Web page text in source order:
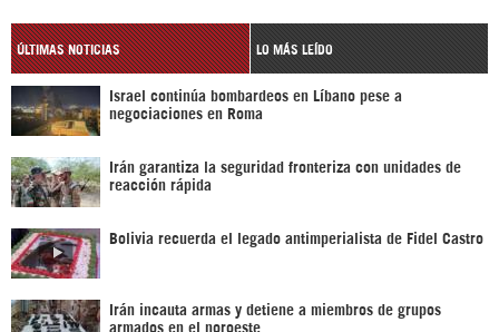
ÚLTIMAS NOTICIAS LO MÁS LEÍDO
Israel continúa bombardeos en Líbano pese a
negociaciones en Roma
Irán garantiza la seguridad fronteriza con unidades de
reacción rápida
Bolivia recuerda el legado antimperialista de Fidel Castro
Irán incauta armas y detiene a miembros de grupos
armados en el noroeste